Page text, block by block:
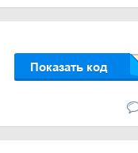
Показать код